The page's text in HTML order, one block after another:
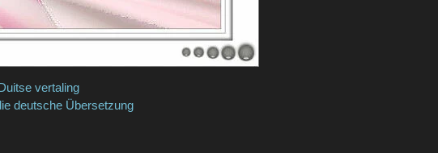
vertaling
deutsche Übersetzung